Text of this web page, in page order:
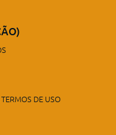
DE USO